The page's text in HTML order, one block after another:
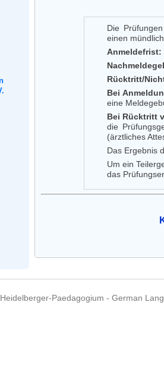
Die
einen
Anmeldefrist:
Rücktritt/
Bei
eine
Bei Rücktritt
die
(ärztliches
Das Ergebnis
Um ein
das
Heidelberger-Paedagogium - German